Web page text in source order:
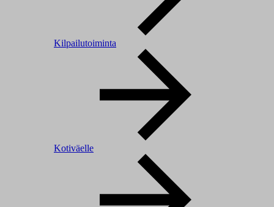
Kilpailutoiminta
Kotiväelle